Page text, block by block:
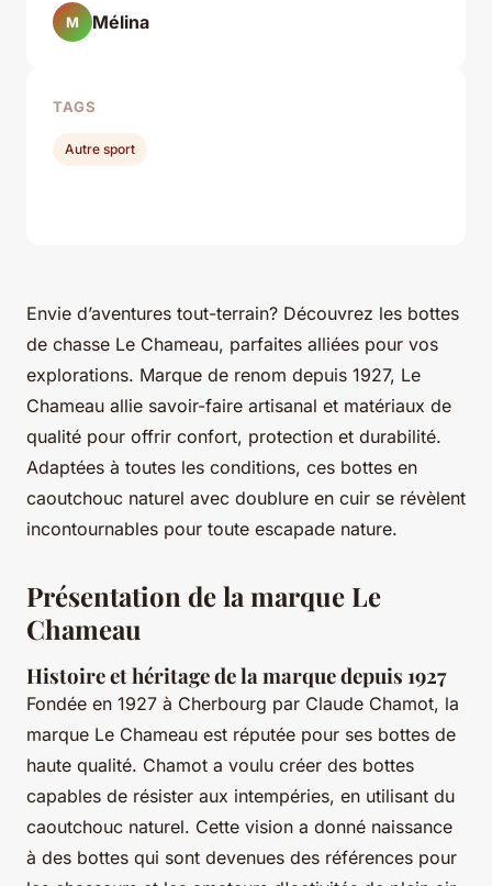
Envie d’aventures tout-terrain? Découvrez les bottes
de chasse Le Chameau, parfaites alliées pour vos
explorations. Marque de renom depuis 1927, Le
Chameau allie savoir-faire artisanal et matériaux de
qualité pour offrir confort, protection et durabilité.
Adaptées à toutes les conditions, ces bottes en
caoutchouc naturel avec doublure en cuir se révèlent
incontournables pour toute escapade nature.
Présentation de la marque Le
Chameau
Histoire et héritage de la marque depuis 1927
Fondée en 1927 à Cherbourg par Claude Chamot, la
marque Le Chameau est réputée pour ses bottes de
haute qualité. Chamot a voulu créer des bottes
capables de résister aux intempéries, en utilisant du
caoutchouc naturel. Cette vision a donné naissance
à des bottes qui sont devenues des références pour
M Mélina
TAGS
Autre sport